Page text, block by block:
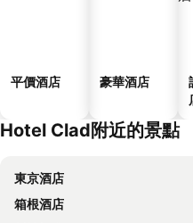
平價酒店 豪華酒店
Hotel Clad附近的景點
東京酒店
箱根酒店